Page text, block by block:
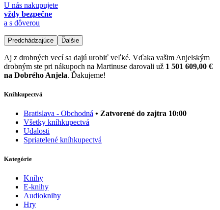
U nás nakupujete
vždy bezpečne
a s dôverou
Predchádzajúce Ďalšie
Aj z drobných vecí sa dajú urobiť veľké. Vďaka vašim Anjelským
drobným ste pri nákupoch na Martinuse darovali už 1 501 609,00 €
na Dobrého Anjela. Ďakujeme!
Kníhkupectvá
Bratislava - Obchodná • Zatvorené do zajtra 10:00
Všetky kníhkupectvá
Udalosti
Spriatelené kníhkupectvá
Kategórie
Knihy
E-knihy
Audioknihy
Hry